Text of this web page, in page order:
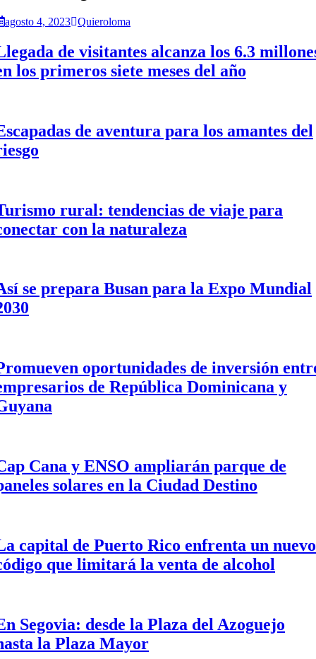
agosto 4, 2023 Quieroloma
de visitantes alcanza los 6.3
los primeros siete meses del año
de aventura para los amantes del
rural: tendencias de viaje para
con la naturaleza
se prepara Busan para la Expo Mundial
oportunidades de inversión
de República Dominicana y
Cana y ENSO ampliarán parque de
solares en la Ciudad Destino
capital de Puerto Rico enfrenta un nuevo
que limitará la venta de alcohol
Segovia: desde la Plaza del Azoguejo
la Plaza Mayor